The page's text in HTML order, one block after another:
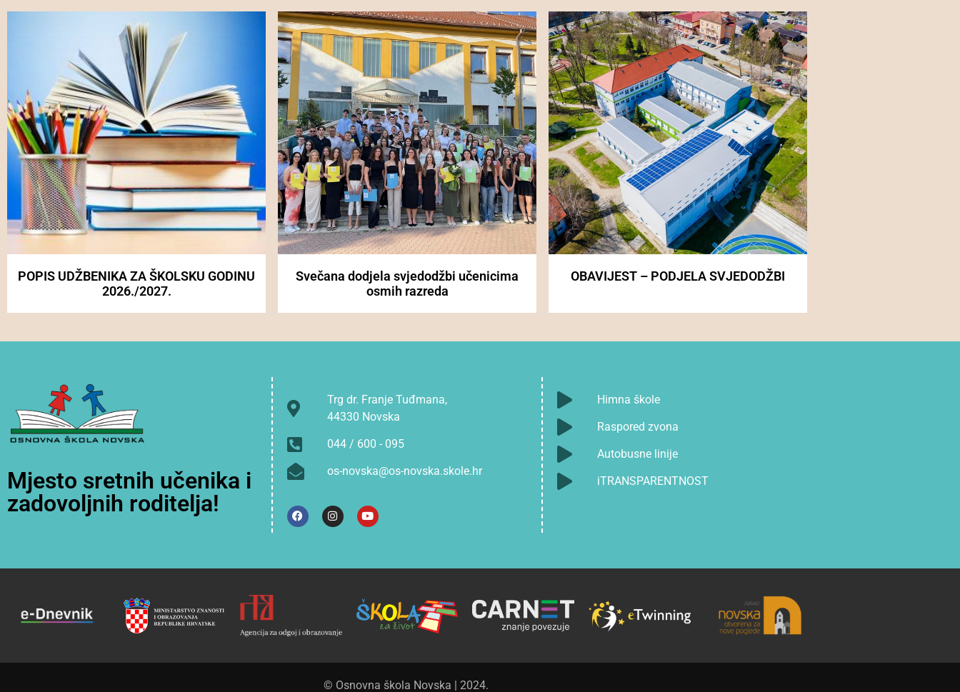
POPIS UDŽBENIKA ZA ŠKOLSKU GODINU
2026./2027.
Svečana dodjela svjedodžbi učenicima
osmih razreda
OBAVIJEST – PODJELA SVJEDODŽBI
Mjesto sretnih učenika i
zadovoljnih roditelja!
Trg dr. Franje Tuđmana,
44330 Novska
044 / 600 - 095
os-novska@os-novska.skole.hr
Himna škole
Raspored zvona
Autobusne linije
iTRANSPARENTNOST
© Osnovna škola Novska | 2024.